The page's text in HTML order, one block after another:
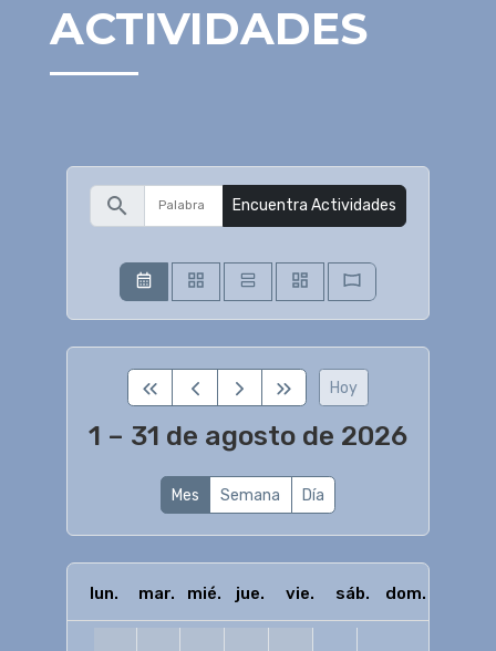
ACTIVIDADES
search Encuentra Actividades
Hoy
1 – 31 de agosto de 2026
Mes Semana Día
lun. mar. mié. jue. vie. sáb. dom.